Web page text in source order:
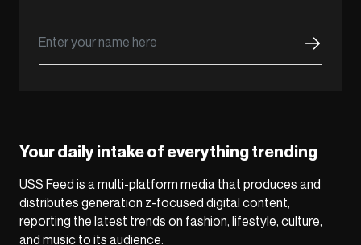
Your daily intake of everything trending
USS Feed is a multi-platform media that produces and
distributes generation z-focused digital content,
reporting the latest trends on fashion, lifestyle, culture,
and music to its audience.